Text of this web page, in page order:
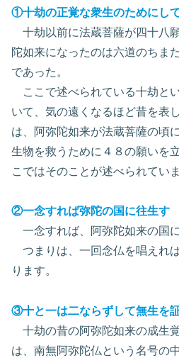
①十劫の正覚な衆生のためにし
十劫以前に法蔵菩薩が四十八
陀如来になったのは六道のちま
であった。
ここで述べられている十劫と
いて、気の遠くなるほど昔を表
は、阿弥陀如来が法蔵菩薩の頃
生物を救うために４８の願いを
こではそのことが述べられていま
②一念すれば弥陀の国に往生す
一念すれば、阿弥陀如来の国
つまりは、一回念仏を唱えれ
ります。
③十と一は二ならずして無生を
十劫の昔の阿弥陀如来の成生
は、南無阿弥陀仏という名号の